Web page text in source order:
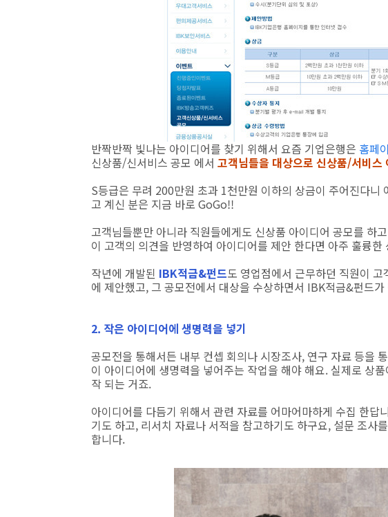
반짝반짝 빛나는 아이디어를 찾기 위해서 요즘 기업은행은 홈페
신상품/신서비스 공모 에서 고객님들을 대상으로 신상품/서비
S등급은 무려 200만원 초과 1천만원 이하의 상금이 주어진다니
고 계신 분은 지금 바로 GoGo!!
고객님들뿐만 아니라 직원들에게도 신상품 아이디어 공모를 하
이 고객의 의견을 반영하여 아이디어를 제안 한다면 아주 훌륭
작년에 개발된 IBK적금&펀드도 영업점에서 근무하던 직원이
에 제안했고, 그 공모전에서 대상을 수상하면서 IBK적금&펀드
2. 작은 아이디어에 생명력을 넣기
공모전을 통해서든 내부 컨셉 회의나 시장조사, 연구 자료 등을
이 아이디어에 생명력을 넣어주는 작업을 해야 해요. 실제로 상
작 되는 거죠.
아이디어를 다듬기 위해서 관련 자료를 어마어마하게 수집 한답
기도 하고, 리서치 자료나 서적을 참고하기도 하구요, 설문 조사
합니다.